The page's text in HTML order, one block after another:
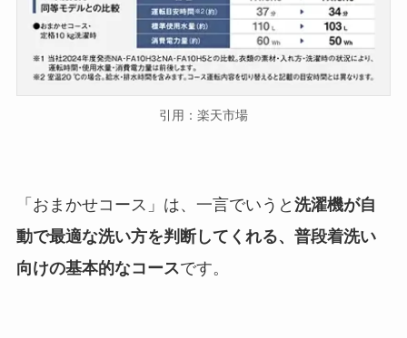
引用：楽天市場
「おまかせコース」は、一言でいうと 洗濯機が自
動で最適な洗い方を判断してくれる、普段着洗い
向けの基本的なコースです。